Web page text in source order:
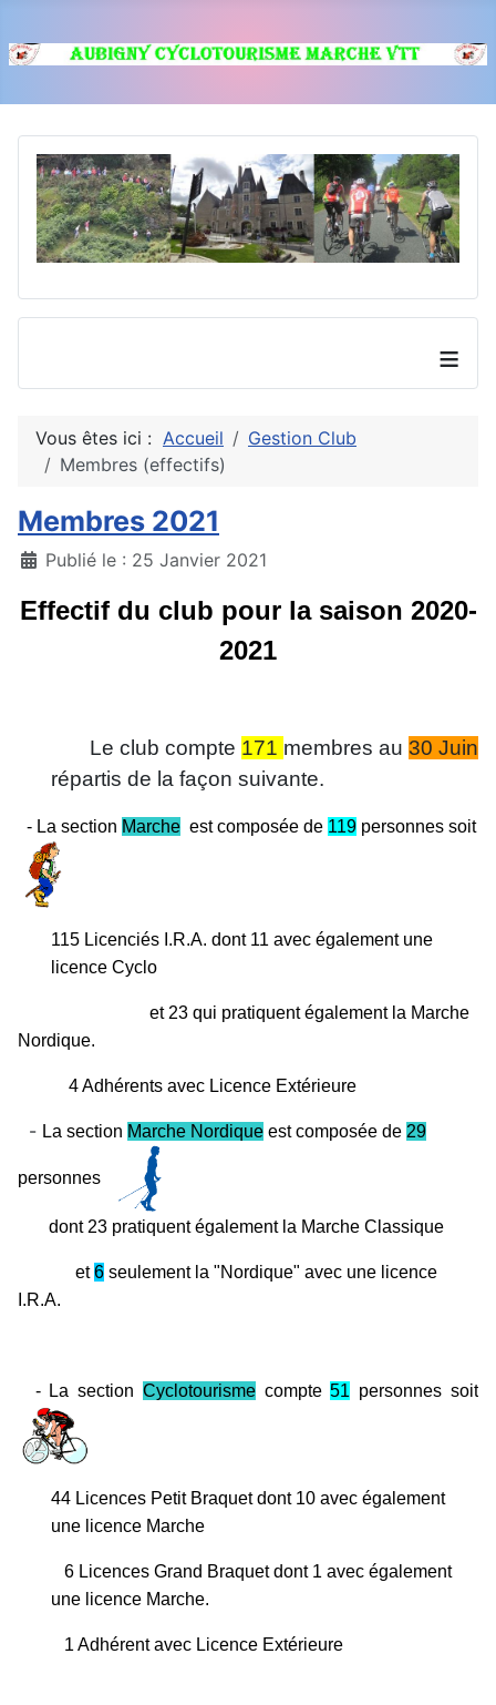
≡
Vous êtes ici : Accueil
Gestion Club
Membres (effectifs)
Membres 2021
DétailsPublié le : 25 Janvier 2021
Effectif du club pour la saison 2020-
2021
Le club compte 171 membres au 30 Juin
répartis de la façon suivante.
- La section Marche est composée de 119 personnes soit
115 Licenciés I.R.A. dont 11 avec également une
licence Cyclo
et 23 qui pratiquent également la Marche
Nordique.
4 Adhérents avec Licence Extérieure
- La section Marche Nordique est composée de 29
personnes
dont 23 pratiquent également la Marche Classique
et6 seulement la "Nordique" avec une licence
I.R.A.
- La section Cyclotourismecompte51 personnes soit
44 Licences Petit Braquet dont 10 avec également
une licence Marche
6 Licences Grand Braquetdont 1 avec également
une licence Marche.
1 Adhérent avec Licence Extérieure